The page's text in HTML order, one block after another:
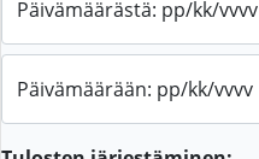
Päivämäärästä: pp/kk/vvvv
Päivämäärään: pp/kk/vvvv